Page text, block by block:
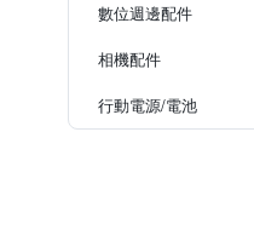
數位週邊配件
相機配件
行動電源/電池